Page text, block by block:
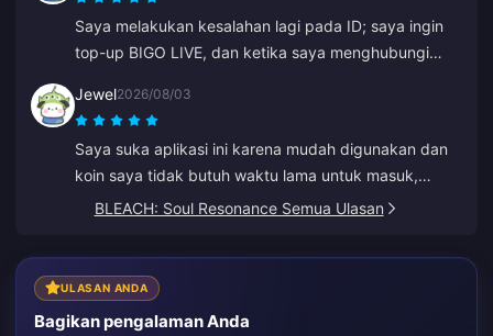
Saya melakukan kesalahan lagi pada ID; saya ingin
top-up BIGO LIVE, dan ketika saya menghubungi
dengan sangat cepat. Tim yang selalu sopan dan
baik. Terima kasih kali ini untuk ZY.
Jewel2026/08/03
Saya suka aplikasi ini karena mudah digunakan dan
koin saya tidak butuh waktu lama untuk masuk,
langsung muncul saat itu juga. Terima kasih untuk
BLEACH: Soul Resonance Semua Ulasan
ULASAN ANDA
Bagikan pengalaman Anda